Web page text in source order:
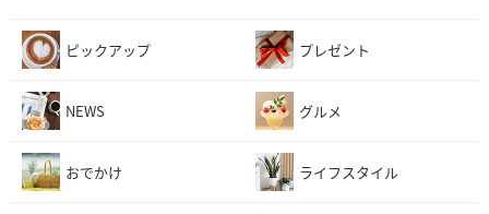
ピックアップ プレゼント
NEWS グルメ
おでかけ ライフスタイル